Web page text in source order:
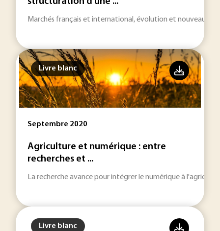
Marchés français et international, évolution et nouveaux
Livre blanc
Septembre 2020
Agriculture et numérique : entre
recherches et ...
La recherche avance pour intégrer le numérique à
Livre blanc